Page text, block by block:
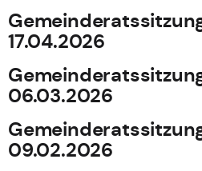
17.04.2026
06.03.2026
09.02.2026